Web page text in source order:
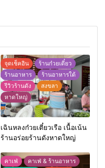
จุดเช็คอิน
ร้านก๋วยเตี๋ยว
ร้านอาหาร
ร้านอาหารใต้
รีวิวร้านดัง
สงขลา
หาดใหญ่
เฉินหลงก๋วยเตี๋ยวเรือ เนื้อเน้น
ร้านอร่อยร้านดังหาดใหญ่
คาเฟ่ คาเฟ่ & ร้านอาหาร